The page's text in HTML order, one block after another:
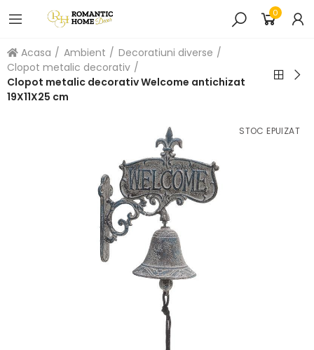
0
Acasa Ambient
Decoratiuni diverse
Clopot metalic decorativ
Clopot metalic decorativ Welcome antichizat
19X11X25 cm
STOC EPUIZAT